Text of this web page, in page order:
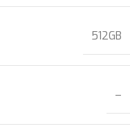
512GB
–